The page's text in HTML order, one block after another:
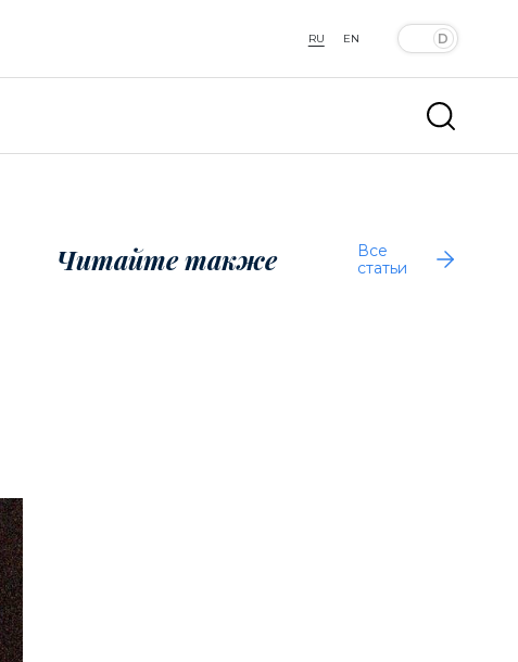
RU EN
Читайте также
Все
статьи